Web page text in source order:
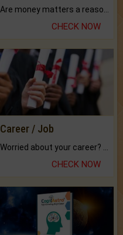
CHECK NOW
Career / Job
CHECK NOW